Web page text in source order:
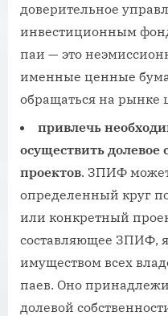
доверительное
инвестиционным
паи — это
именные ценные
обращаться на рынке
привлечь
осуществить
проектов. ЗПИФ
определенный круг
или конкретный
составляющее ЗПИФ,
имуществом всех
паев. Оно
долевой